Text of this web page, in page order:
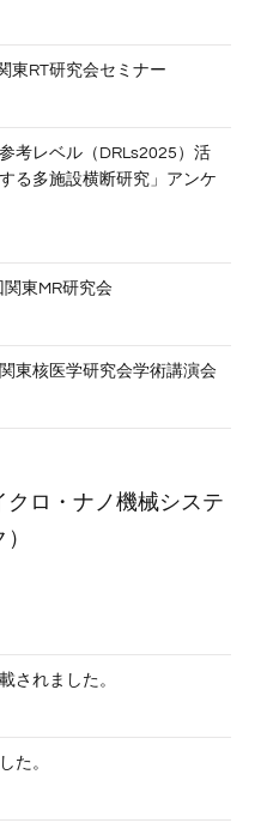
東RT研究会セミナー
考レベル（DRLs2025）活
る多施設横断研究」アンケ
東MR研究会
東核医学研究会学術講演会
ロ・ナノ機械システ
されました。
た。